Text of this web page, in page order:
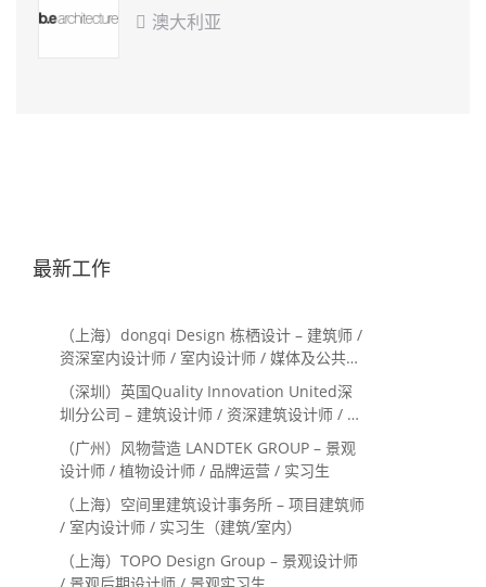
 澳大利亚
最新工作
（上海）dongqi Design 栋栖设计 – 建筑师 /
资深室内设计师 / 室内设计师 / 媒体及公共关
系主管 / 设计实习生（常年招聘）
（深圳）英国Quality Innovation United深
圳分公司 – 建筑设计师 / 资深建筑设计师 / 室
内设计师 / 设计实习生
（广州）风物营造 LANDTEK GROUP – 景观
设计师 / 植物设计师 / 品牌运营 / 实习生
（上海）空间里建筑设计事务所 – 项目建筑师
/ 室内设计师 / 实习生（建筑/室内）
（上海）TOPO Design Group – 景观设计师